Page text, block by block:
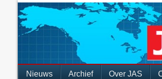
Nieuws Archief Over JAS